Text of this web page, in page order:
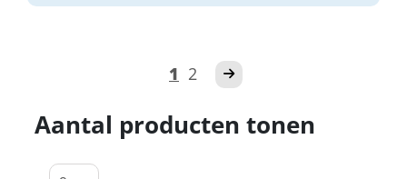
1 2
Aantal producten tonen